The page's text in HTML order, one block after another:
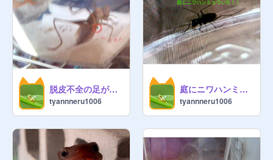
脱皮不全の足が取れた
tyannneru1006
庭にニワハンミョウいました！
tyannneru1006